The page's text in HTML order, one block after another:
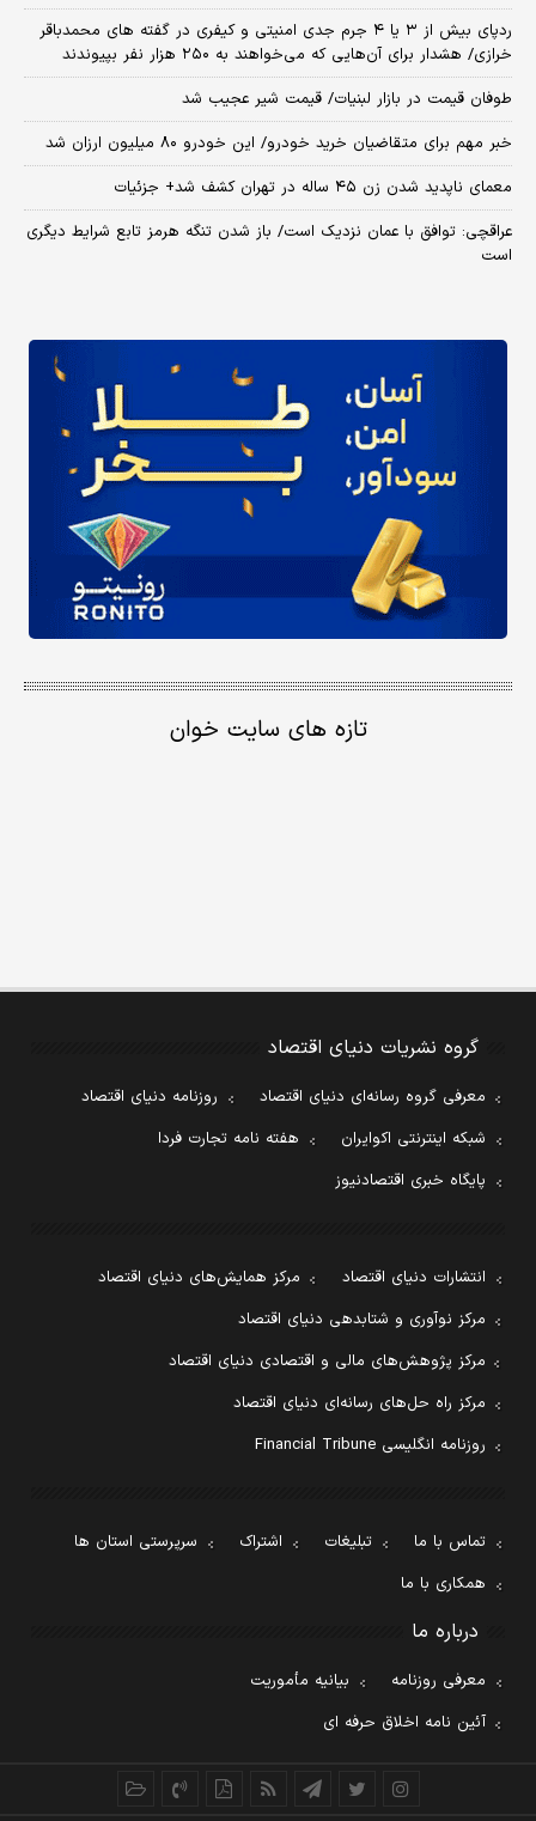
ردپای بیش از ۳ یا ۴ جرم جدی امنیتی و کیفری در گفته های محمدباقر
خرازی/ هشدار برای آن‌هایی که می‌خواهند به ۲۵۰ هزار نفر بپیوندند
طوفان قیمت در بازار لبنیات/ قیمت شیر عجیب شد
خبر مهم برای متقاضیان خرید خودرو/ این خودرو ۸۰ میلیون ارزان شد
معمای ناپدید شدن زن ۴۵ ساله در تهران کشف شد+ جزئیات
عراقچی: توافق با عمان نزدیک است/ باز شدن تنگه هرمز تابع شرایط دیگری
است
تازه های سایت خوان
گروه نشریات دنیای اقتصاد
معرفی گروه رسانه‌ای دنیای اقتصاد
روزنامه دنیای اقتصاد
شبکه اینترنتی اکوایران
هفته نامه تجارت فردا
پایگاه خبری اقتصادنیوز
انتشارات دنیای اقتصاد
مرکز همایش‌های دنیای اقتصاد
مرکز نوآوری و شتابدهی دنیای اقتصاد
مرکز پژوهش‌های مالی و اقتصادی دنیای اقتصاد
مرکز راه حل‌های رسانه‌ای دنیای اقتصاد
روزنامه انگلیسی Financial Tribune
تماس با ما تبلیغات اشتراک
سرپرستی استان ها
همکاری با ما
درباره ما
معرفی روزنامه
بیانیه مأموریت
آئین نامه اخلاق حرفه ای